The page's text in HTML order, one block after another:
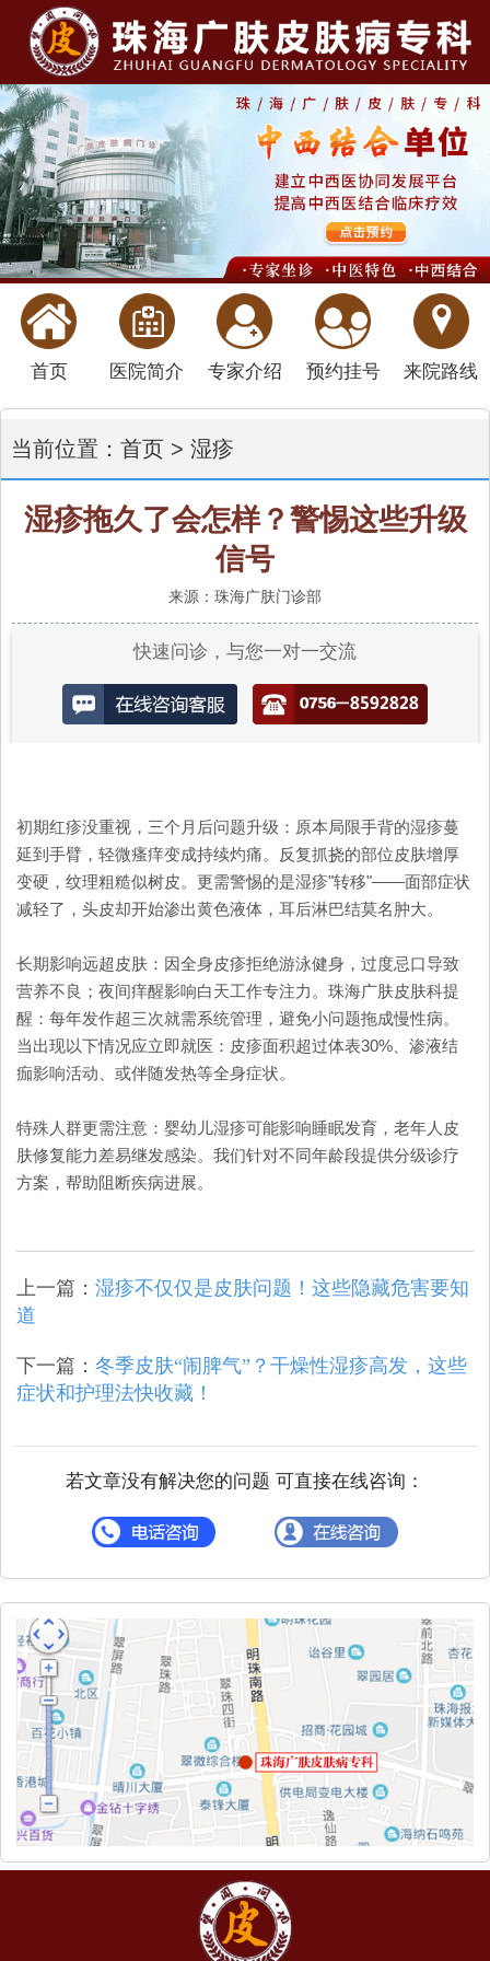
首页 医院简介 专家介绍 预约挂号 来院路线
当前位置： 首页> 湿疹
湿疹拖久了会怎样？警惕这些升级
信号
来源：珠海广肤门诊部
快速问诊，与您一对一交流
初期红疹没重视，三个月后问题升级：原本局限手背的湿疹蔓
延到手臂，轻微瘙痒变成持续灼痛。反复抓挠的部位皮肤增厚
变硬，纹理粗糙似树皮。更需警惕的是湿疹"转移"——面部症状
减轻了，头皮却开始渗出黄色液体，耳后淋巴结莫名肿大。
长期影响远超皮肤：因全身皮疹拒绝游泳健身，过度忌口导致
营养不良；夜间痒醒影响白天工作专注力。珠海广肤皮肤科提
醒：每年发作超三次就需系统管理，避免小问题拖成慢性病。
当出现以下情况应立即就医：皮疹面积超过体表30%、渗液结
痂影响活动、或伴随发热等全身症状。
特殊人群更需注意：婴幼儿湿疹可能影响睡眠发育，老年人皮
肤修复能力差易继发感染。我们针对不同年龄段提供分级诊疗
方案，帮助阻断疾病进展。
上一篇： 湿疹不仅仅是皮肤问题！这些隐藏危害要知
道
下一篇： 冬季皮肤“闹脾气”？干燥性湿疹高发，这些
症状和护理法快收藏！
若文章没有解决您的问题 可直接在线咨询：